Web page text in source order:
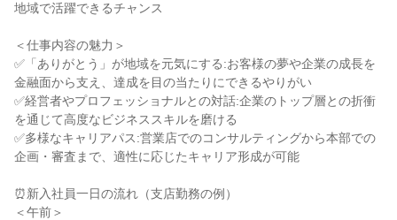
地域で活躍できるチャンス
＜仕事内容の魅力＞
✅「ありがとう」が地域を元気にする:お客様の夢や企業の成長を
金融面から支え、達成を目の当たりにできるやりがい
✅経営者やプロフェッショナルとの対話:企業のトップ層との折衝
を通じて高度なビジネススキルを磨ける
✅多様なキャリアパス:営業店でのコンサルティングから本部での
企画・審査まで、適性に応じたキャリア形成が可能
⏰新入社員一日の流れ（支店勤務の例）
＜午前＞